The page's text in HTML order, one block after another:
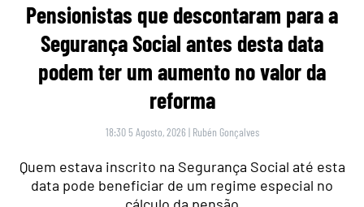
Pensionistas que descontaram para a
Segurança Social antes desta data
podem ter um aumento no valor da
reforma
18:30 5 Agosto, 2026 | Rubén Gonçalves
Quem estava inscrito na Segurança Social até esta
data pode beneficiar de um regime especial no